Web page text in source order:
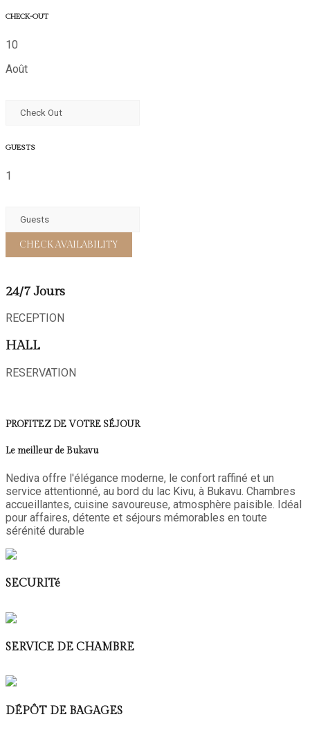
CHECK-OUT
10
Août
GUESTS
1
24/7 Jours
RECEPTION
HALL
RESERVATION
PROFITEZ DE VOTRE SÉJOUR
Le meilleur de Bukavu
Nediva offre l'élégance moderne, le confort raffiné et un
service attentionné, au bord du lac Kivu, à Bukavu. Chambres
accueillantes, cuisine savoureuse, atmosphère paisible. Idéal
pour affaires, détente et séjours mémorables en toute
sérénité durable
SECURITé
SERVICE DE CHAMBRE
DÉPÔT DE BAGAGES